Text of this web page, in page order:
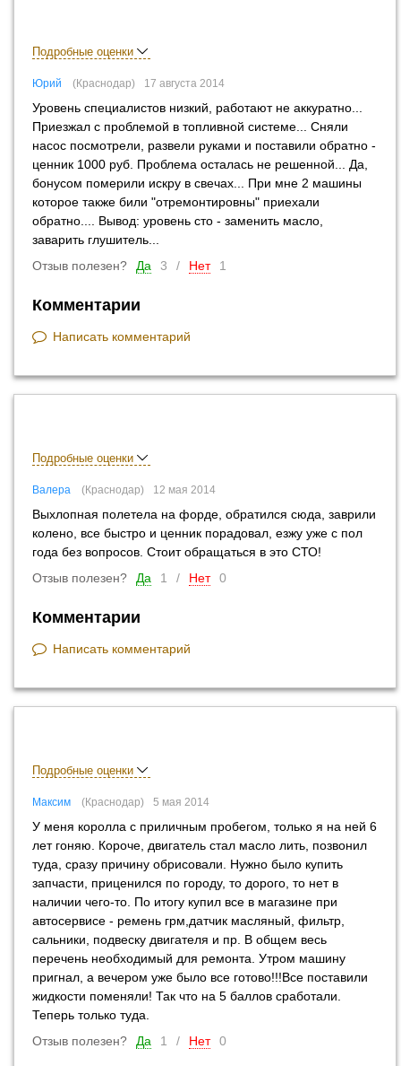
Подробные оценки
Юрий Краснодар 17 августа 2014
Уровень специалистов низкий, работают не аккуратно...
Приезжал с проблемой в топливной системе... Сняли
насос посмотрели, развели руками и поставили обратно -
ценник 1000 руб. Проблема осталась не решенной... Да,
бонусом померили искру в свечах... При мне 2 машины
которое также били "отремонтировны" приехали
обратно.... Вывод: уровень сто - заменить масло,
заварить глушитель...
Отзыв полезен?
Да 3 / Нет 1
Комментарии
Написать комментарий
Подробные оценки
Валера Краснодар 12 мая 2014
Выхлопная полетела на форде, обратился сюда, заврили
колено, все быстро и ценник порадовал, езжу уже с пол
года без вопросов. Стоит обращаться в это СТО!
Отзыв полезен?
Да 1 / Нет 0
Комментарии
Написать комментарий
Подробные оценки
Максим Краснодар 5 мая 2014
У меня королла с приличным пробегом, только я на ней 6
лет гоняю. Короче, двигатель стал масло лить, позвонил
туда, сразу причину обрисовали. Нужно было купить
запчасти, приценился по городу, то дорого, то нет в
наличии чего-то. По итогу купил все в магазине при
автосервисе - ремень грм,датчик масляный, фильтр,
сальники, подвеску двигателя и пр. В общем весь
перечень необходимый для ремонта. Утром машину
пригнал, а вечером уже было все готово!!!Все поставили
жидкости поменяли! Так что на 5 баллов сработали.
Теперь только туда.
Отзыв полезен?
Да 1 / Нет 0